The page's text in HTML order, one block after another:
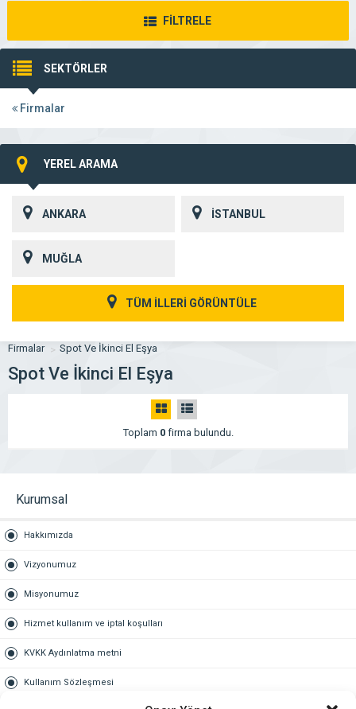
FİLTRELE
SEKTÖRLER
Firmalar
YEREL ARAMA
ANKARA İSTANBUL
MUĞLA
TÜM İLLERİ GÖRÜNTÜLE
Firmalar Spot Ve İkinci El Eşya
Spot Ve İkinci El Eşya
Toplam 0firma bulundu.
Kurumsal
Hakkımızda
Vizyonumuz
Misyonumuz
Hizmet kullanım ve iptal koşulları
KVKK Aydınlatma metni
Kullanım Sözleşmesi